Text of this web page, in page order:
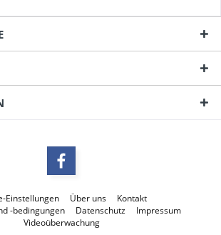
Einstellungen Über uns
Kontakt
-bedingungen
Datenschutz
Impressum
Videoüberwachung